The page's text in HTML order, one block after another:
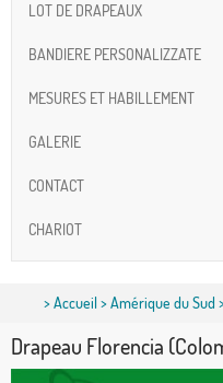
LOT DE DRAPEAUX
BANDIERE PERSONALIZZATE
MESURES ET HABILLEMENT
GALERIE
CONTACT
CHARIOT
>Accueil>Amérique du Sud
Drapeau Florencia